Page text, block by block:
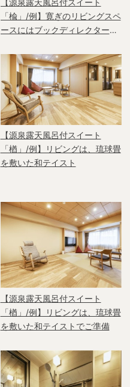
「楡」/例】寛ぎのリビングスペ
ースにはブックディレクター幅
プレイ
【源泉露天風呂付スイート
「楢」/例】リビングは、琉球畳
を敷いた和テイスト
【源泉露天風呂付スイート
「楢」/例】リビングは、琉球畳
を敷いた和テイストでご準備